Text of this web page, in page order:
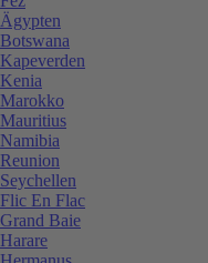
Ägypten
Botswana
Kapeverden
Kenia
Marokko
Mauritius
Namibia
Reunion
Seychellen
Flic En Flac
Grand Baie
Harare